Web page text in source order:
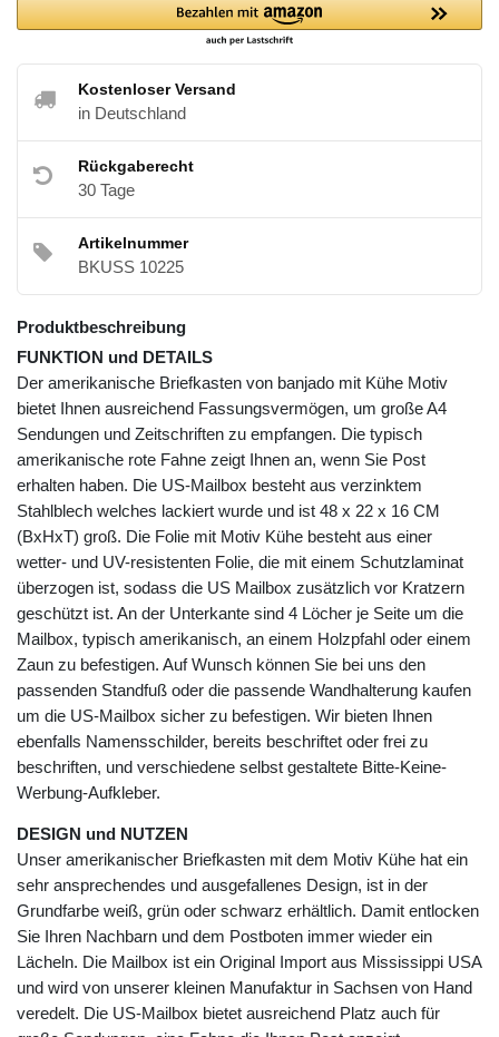
Kostenloser Versand
in Deutschland
Rückgaberecht
30 Tage
Artikelnummer
BKUSS 10225
Produktbeschreibung
FUNKTION und DETAILS
Der amerikanische Briefkasten von banjado mit Kühe Motiv
bietet Ihnen ausreichend Fassungsvermögen, um große A4
Sendungen und Zeitschriften zu empfangen. Die typisch
amerikanische rote Fahne zeigt Ihnen an, wenn Sie Post
erhalten haben. Die US-Mailbox besteht aus verzinktem
Stahlblech welches lackiert wurde und ist 48 x 22 x 16 CM
(BxHxT) groß. Die Folie mit Motiv Kühe besteht aus einer
wetter- und UV-resistenten Folie, die mit einem Schutzlaminat
überzogen ist, sodass die US Mailbox zusätzlich vor Kratzern
geschützt ist. An der Unterkante sind 4 Löcher je Seite um die
Mailbox, typisch amerikanisch, an einem Holzpfahl oder einem
Zaun zu befestigen. Auf Wunsch können Sie bei uns den
passenden Standfuß oder die passende Wandhalterung kaufen
um die US-Mailbox sicher zu befestigen. Wir bieten Ihnen
ebenfalls Namensschilder, bereits beschriftet oder frei zu
beschriften, und verschiedene selbst gestaltete Bitte-Keine-
Werbung-Aufkleber.
DESIGN und NUTZEN
Unser amerikanischer Briefkasten mit dem Motiv Kühe hat ein
sehr ansprechendes und ausgefallenes Design, ist in der
Grundfarbe weiß, grün oder schwarz erhältlich. Damit entlocken
Sie Ihren Nachbarn und dem Postboten immer wieder ein
Lächeln. Die Mailbox ist ein Original Import aus Mississippi USA
und wird von unserer kleinen Manufaktur in Sachsen von Hand
veredelt. Die US-Mailbox bietet ausreichend Platz auch für